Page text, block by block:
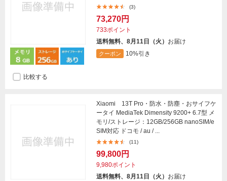
(3)
73,270円
733ポイント
送料無料、8月11日（火） お届け
クーポン 10%引き
比較する
Xiaomi 13T Pro・防水・防塵・おサイフケ
ータイ MediaTek Dimensity 9200+ 6.7型 メ
モリ/ストレージ：12GB/256GB nanoSIM/e
SIM対応 ドコモ / au / ...
(11)
99,800円
9,980ポイント
送料無料、8月11日（火） お届け